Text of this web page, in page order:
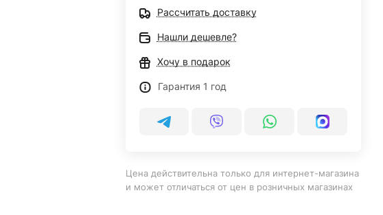
Рассчитать доставку
Нашли дешевле?
Хочу в подарок
Гарантия 1 год
Цена действительна только для интернет-магазина
и может отличаться от цен в розничных магазинах